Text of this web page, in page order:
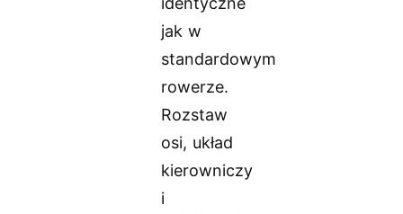
jak w
standardowym
rowerze.
Rozstaw
osi, układ
kierowniczy
i